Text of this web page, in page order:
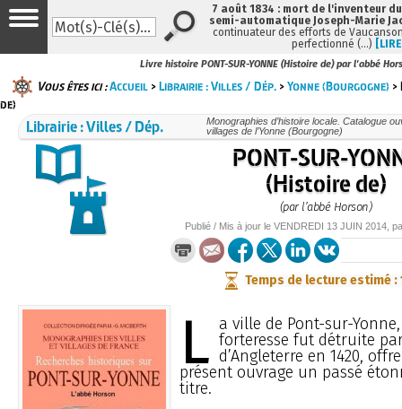
Livre histoire PONT-SUR-YONNE (Histoire de) par l'abbé
Vous êtes ici :Accueil >Librairie : Villes / Dép. >Yonne (Bourgogne)
de)
Librairie : Villes / Dép.
Monographies d’histoire locale. Catalogue
villages de l’Yonne (Bourgogne)
PONT-SUR-
(Histoire de)
(par l’abbé Horson)
Publié / Mis à jour le VENDREDI 13 JUIN 2014,
Temps de lecture estimé :
L a ville de Pont-sur-
forteresse fut détruite
d’Angleterre en 1420,
présent ouvrage un passé
titre.
7 août 1834 : mort de l'inventeur
semi-automatique Joseph-Marie
continuateur des efforts de
perfectionné (…)